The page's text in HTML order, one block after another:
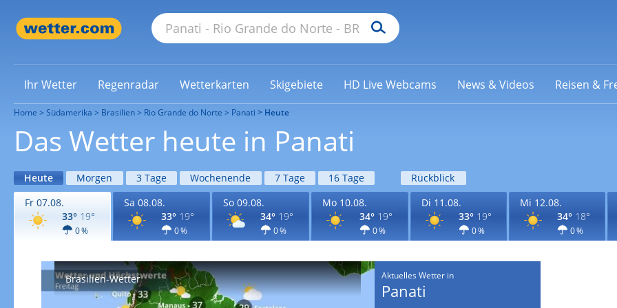
Ihr Wetter Regenradar Wetterkarten Skigebiete HD Live Webcams News & Videos Reisen &
Home Südamerika Brasilien Rio Grande do Norte Panati Heute
Das Wetter heute in Panati
Heute Morgen 3 Tage Wochenende 7 Tage 16 Tage
Rückblick
Fr 07.08.
33° 19°
0 %
Sa 08.08.
33° 19°
0 %
So 09.08.
34° 19°
0 %
Mo 10.08.
34° 19°
0 %
Di 11.08.
33° 19°
0 %
Mi 12.08.
34° 18°
0 %
Brasilien-Wetter Aktuelles Wetter in
Panati